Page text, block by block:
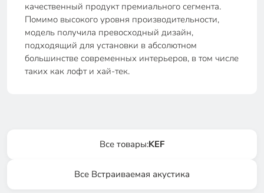
качественный продукт премиального сегмента.
Помимо высокого уровня производительности,
модель получила превосходный дизайн,
подходящий для установки в абсолютном
большинстве современных интерьеров, в том числе
таких как лофт и хай-тек.
Все товары:KEF
Все Встраиваемая акустика